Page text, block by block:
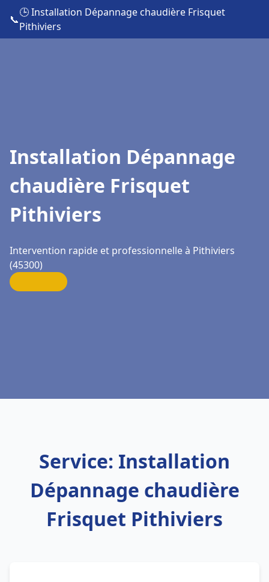
📞
🕒 Installation Dépannage chaudière Frisquet
Pithiviers
Installation Dépannage
chaudière Frisquet
Pithiviers
Intervention rapide et professionnelle à Pithiviers
(45300)
Service: Installation
Dépannage chaudière
Frisquet Pithiviers